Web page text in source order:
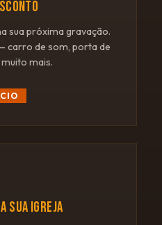
sua próxima gravação.
carro de som, porta de
mais.
SUA IGREJA